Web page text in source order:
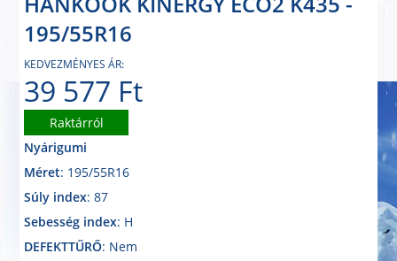
195/55R16
KEDVEZMÉNYES ÁR:
39 577 Ft
Raktárról
Nyárigumi
Méret: 195/55R16
Súly index: 87
Sebesség index: H
DEFEKTTŰRŐ: Nem